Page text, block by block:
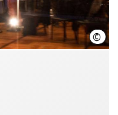
©